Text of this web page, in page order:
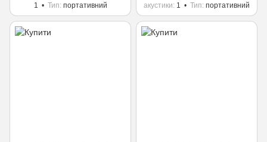
1
Тип портативний
акустики 1 Тип портативний